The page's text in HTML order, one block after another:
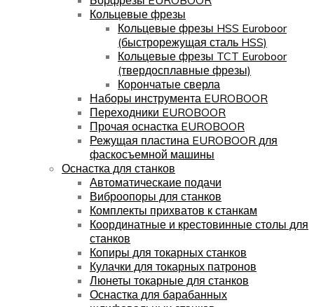
Кольцевые фрезы
Кольцевые фрезы HSS Euroboor
(быстрорежущая сталь HSS)
Кольцевые фрезы TCT Euroboor
(твердосплавные фрезы)
Корончатые сверла
Наборы инструмента EUROBOOR
Переходники EUROBOOR
Прочая оснастка EUROBOOR
Режущая пластина EUROBOOR для
фаскосъемной машины
Оснастка для станков
Автоматическаие подачи
Виброопоры для станков
Комплекты прихватов к станкам
Координатные и крестовинные столы для
станков
Копиры для токарных станков
Кулачки для токарных патронов
Люнеты токарные для станков
Оснастка для барабанных